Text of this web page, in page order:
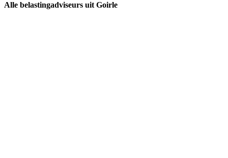
Alle belastingadviseurs uit Goirle